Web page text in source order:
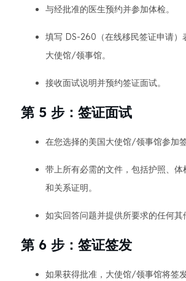
与经批准的医生预约并参加体检。
填写 DS-260（在线移民签证申请）
大使馆/领事馆。
接收面试说明并预约签证面试。
第 5 步：签证面试
在您选择的美国大使馆/领事馆参加签
带上所有必需的文件，包括护照、
和关系证明。
如实回答问题并提供所要求的任何其
第 6 步：签证签发
如果获得批准，大使馆/领事馆将签发